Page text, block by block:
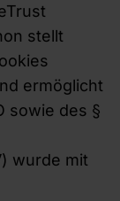
stellt
ermöglicht
sowie des §
wurde mit